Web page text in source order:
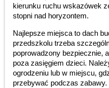
kierunku ruchu wskazówek
stopni nad horyzontem.
Najlepsze miejsca to dach
przedszkolu trzeba
poprowadzony bezpiecznie,
poza zasięgiem dzieci.
ogrodzeniu lub w miejscu,
przebywać podczas zabawy.